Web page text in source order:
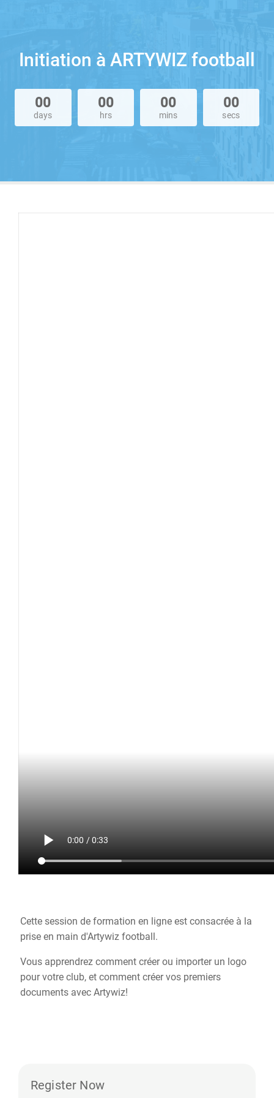
Initiation à ARTYWIZ football
00
days
00
hrs
00
mins
00
secs
Cette session de formation en ligne est consacrée à la
prise en main d'Artywiz football.
Vous apprendrez comment créer ou importer un logo
pour votre club, et comment créer vos premiers
documents avec Artywiz!
Register Now